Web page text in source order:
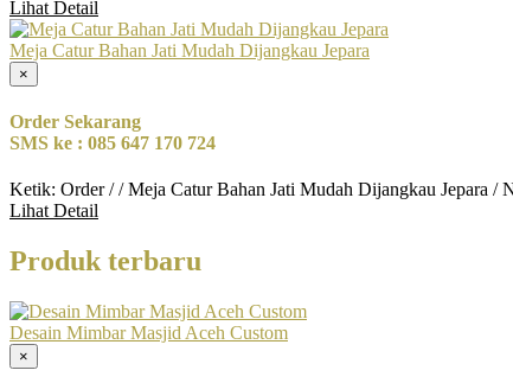
Lihat Detail
Meja Catur Bahan Jati Mudah Dijangkau Jepara
×
Order Sekarang
SMS ke : 085 647 170 724
Ketik: Order / / Meja Catur Bahan Jati Mudah Dijangkau Jepara /
Lihat Detail
Produk terbaru
Desain Mimbar Masjid Aceh Custom
×